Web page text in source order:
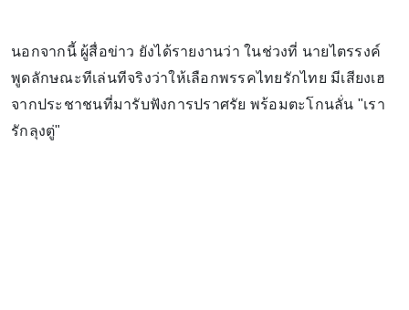
นอกจากนี้ ผู้สื่อข่าว ยังได้รายงานว่า ในช่วงที่ นายไตรรงค์
พูดลักษณะทีเล่นทีจริงว่าให้เลือกพรรคไทยรักไทย มีเสียงเฮ
จากประชาชนที่มารับฟังการปราศรัย พร้อมตะโกนลั่น "เรา
รักลุงตู่"